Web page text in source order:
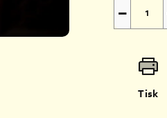
−
Tisk